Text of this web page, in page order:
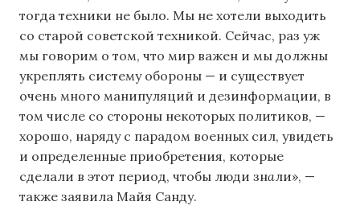
тогда техники не было. Мы не хотели выходить
со старой советской техникой. Сейчас, раз уж
мы говорим о том, что мир важен и мы должны
укреплять систему обороны — и существует
очень много манипуляций и дезинформации, в
том числе со стороны некоторых политиков, —
хорошо, наряду с парадом военных сил, увидеть
и определенные приобретения, которые
сделали в этот период, чтобы люди знали», —
также заявила Майя Санду.